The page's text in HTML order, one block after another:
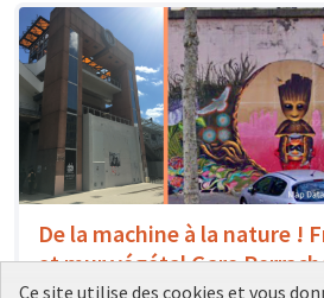
De la machine à la nature !
et mur végétal Gare
Conseil de quartier Confluence
Ce site utilise des cookies et vous